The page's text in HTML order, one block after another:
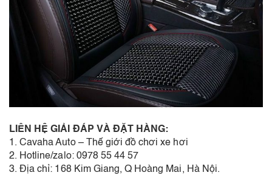
LIÊN HỆ GIẢI ĐÁP VÀ ĐẶT HÀNG:
1. Cavaha Auto – Thế giới đồ chơi xe hơi
2. Hotline/zalo: 0978 55 44 57
3. Địa chỉ: 168 Kim Giang, Q Hoàng Mai, Hà Nội.